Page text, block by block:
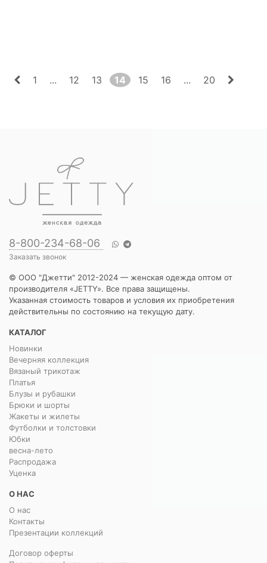
1 ... 12 13 14 15 16 ... 20
8-800-234-68-06
Заказать звонок
© ООО "Джетти" 2012-2024 — женская одежда оптом от
производителя «JETTY». Все права защищены.
Указанная стоимость товаров и условия их приобретения
действительны по состоянию на текущую дату.
КАТАЛОГ
Новинки
Вечерняя коллекция
Вязаный трикотаж
Платья
Блузы и рубашки
Брюки и шорты
Жакеты и жилеты
Футболки и толстовки
Юбки
весна-лето
Распродажа
Уценка
О НАС
О нас
Контакты
Презентации коллекций
Договор оферты